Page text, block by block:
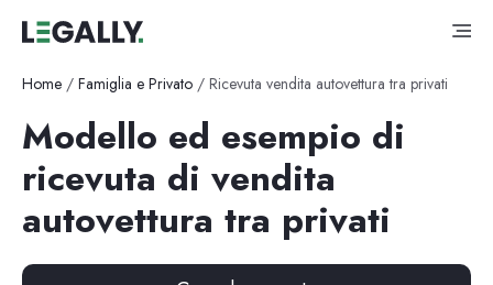
Home / Famiglia e Privato / Ricevuta vendita autovettura tra privati
Modello ed esempio di
ricevuta di vendita
autovettura tra privati